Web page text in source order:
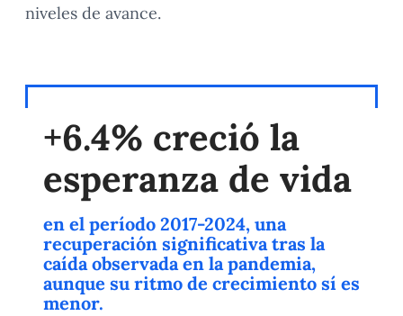
niveles de avance.
+6.4% creció la
esperanza de vida
en el período 2017-2024, una
recuperación significativa tras la
caída observada en la pandemia,
aunque su ritmo de crecimiento sí es
menor.